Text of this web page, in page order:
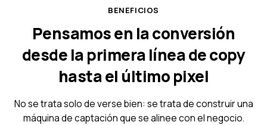
BENEFICIOS
Pensamos en la conversión
desde la primera línea de copy
hasta el último pixel
No se trata solo de verse bien: se trata de construir una
máquina de captación que se alinee con el negocio.